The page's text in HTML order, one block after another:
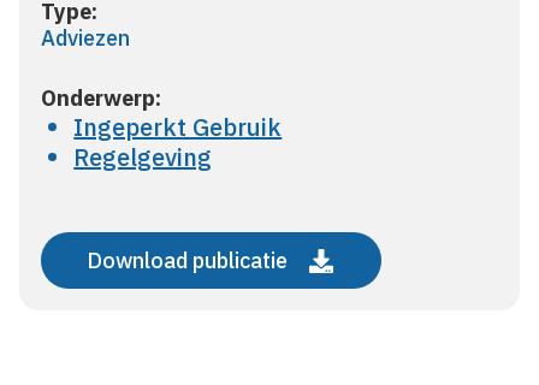
Type:
Adviezen
Onderwerp:
Ingeperkt Gebruik
Regelgeving
Download publicatie